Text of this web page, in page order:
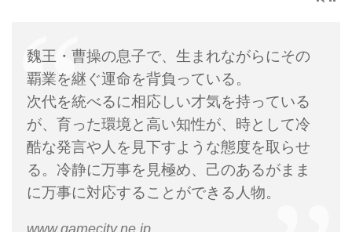
魏王・曹操の息子で、生まれながらにその
覇業を継ぐ運命を背負っている。
次代を統べるに相応しい才気を持っている
が、育った環境と高い知性が、時として冷
酷な発言や人を見下すような態度を取らせ
る。冷静に万事を見極め、己のあるがまま
に万事に対応することができる人物。